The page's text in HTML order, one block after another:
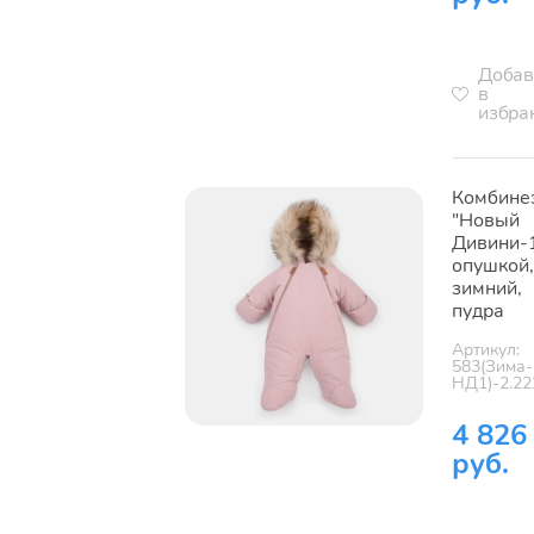
в
"Новый
Дивини-
опушкой,
зимний,
пудра
Артикул:
583(Зима-
НД1)-
4 826
руб.